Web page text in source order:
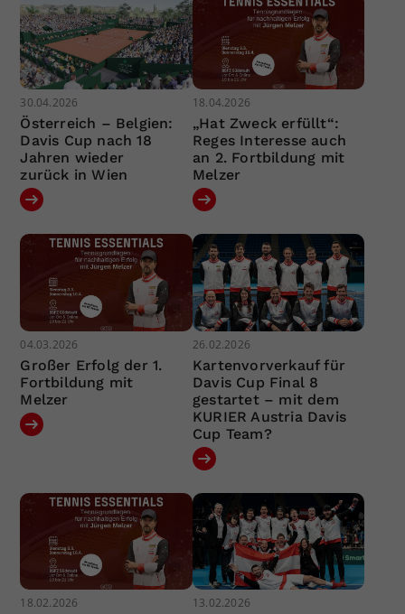
30.04.2026
Österreich – Belgien:
Davis Cup nach 18
Jahren wieder
zurück in Wien
18.04.2026
„Hat Zweck erfüllt“:
Reges Interesse auch
an 2. Fortbildung mit
Melzer
04.03.2026
Großer Erfolg der 1.
Fortbildung mit
Melzer
26.02.2026
Kartenvorverkauf für
Davis Cup Final 8
gestartet – mit dem
KURIER Austria Davis
Cup Team?
18.02.2026 13.02.2026